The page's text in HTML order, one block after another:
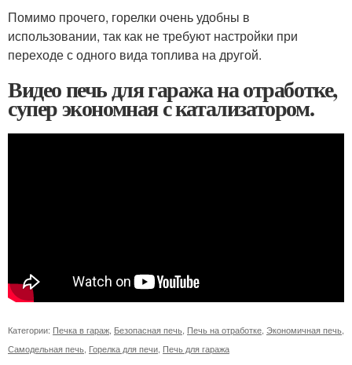
Помимо прочего, горелки очень удобны в
использовании, так как не требуют настройки при
переходе с одного вида топлива на другой.
Видео печь для гаража на отработке,
супер экономная с катализатором.
Категории: Печка в гараж Безопасная печь Печь на отработке Экономичная печь
Самодельная печь Горелка для печи Печь для гаража